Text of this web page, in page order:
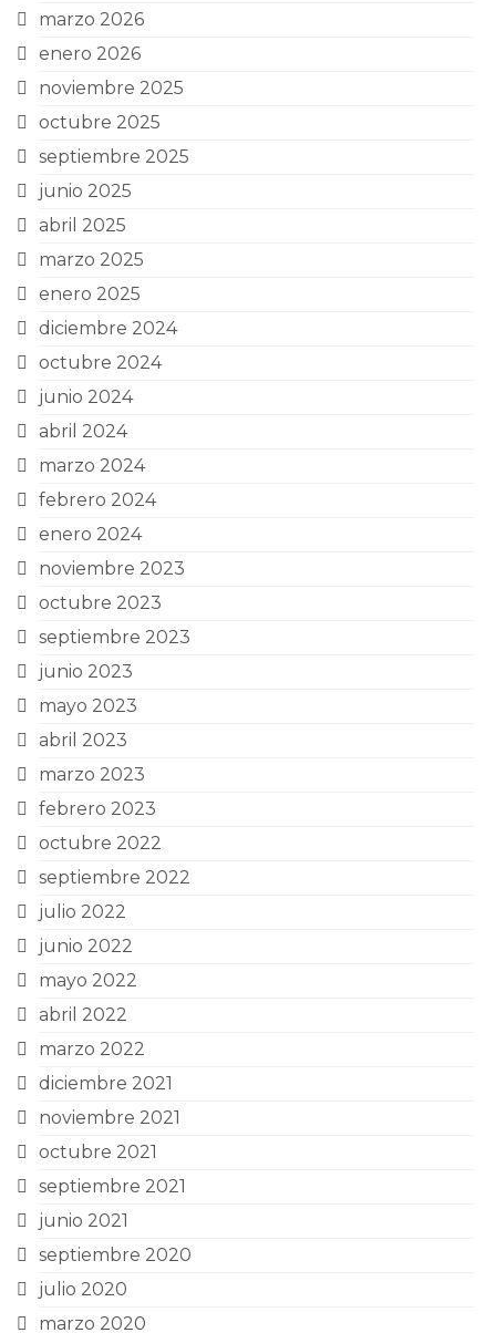
marzo 2026
enero 2026
noviembre 2025
octubre 2025
septiembre 2025
junio 2025
abril 2025
marzo 2025
enero 2025
diciembre 2024
octubre 2024
junio 2024
abril 2024
marzo 2024
febrero 2024
enero 2024
noviembre 2023
octubre 2023
septiembre 2023
junio 2023
mayo 2023
abril 2023
marzo 2023
febrero 2023
octubre 2022
septiembre 2022
julio 2022
junio 2022
mayo 2022
abril 2022
marzo 2022
diciembre 2021
noviembre 2021
octubre 2021
septiembre 2021
junio 2021
septiembre 2020
julio 2020
marzo 2020